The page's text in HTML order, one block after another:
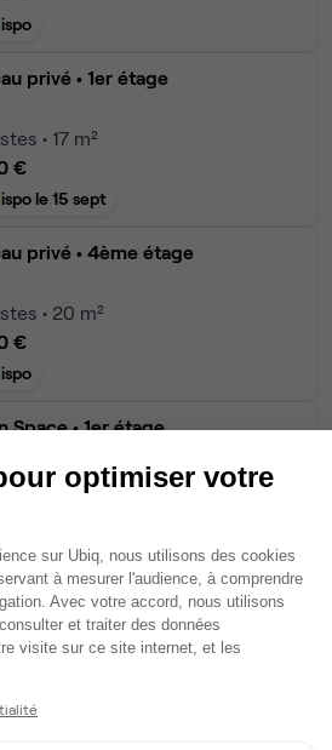
privé • 1er étage
• 17 m²
€
le 15 sept
privé • 4ème étage
• 20 m²
€
Space• 1er étage
disponibles
optimiser votre
Gestion du
sur Ubiq, nous utilisons des cookies
à mesurer l'audience, à comprendre
Avec votre accord, nous utilisons
et traiter des données
visite sur ce site internet, et les